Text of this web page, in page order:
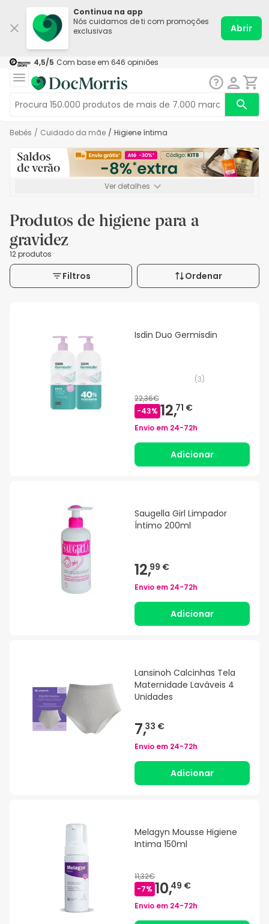
Continua na app
Nós cuidamos de ti com promoções
exclusivas
Abrir
4,5/5 Com base em 646 opiniões
Bebés / Cuidado da mãe / Higiene íntima
Ver detalhes
Produtos de higiene para a
gravidez
12 produtos
Filtros Ordenar
Isdin Duo Germisdin
(3)
22,36€
-43% 12,71 €
Envio em 24-72h
Adicionar
Saugella Girl Limpador
Íntimo 200ml
12,99 €
Envio em 24-72h
Adicionar
Lansinoh Calcinhas Tela
Maternidade Laváveis 4
Unidades
7,33 €
Envio em 24-72h
Adicionar
Melagyn Mousse Higiene
Intima 150ml
11,32€
-7% 10,49 €
Envio em 24-72h